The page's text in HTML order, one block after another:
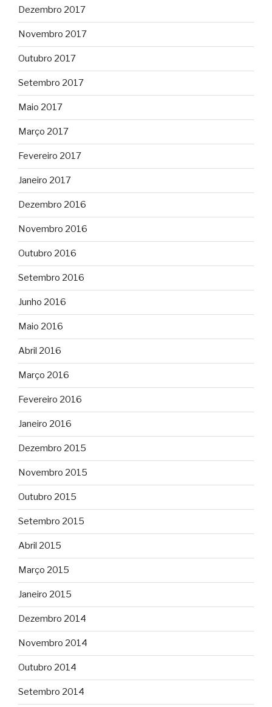
Dezembro 2017
Novembro 2017
Outubro 2017
Setembro 2017
Maio 2017
Março 2017
Fevereiro 2017
Janeiro 2017
Dezembro 2016
Novembro 2016
Outubro 2016
Setembro 2016
Junho 2016
Maio 2016
Abril 2016
Março 2016
Fevereiro 2016
Janeiro 2016
Dezembro 2015
Novembro 2015
Outubro 2015
Setembro 2015
Abril 2015
Março 2015
Janeiro 2015
Dezembro 2014
Novembro 2014
Outubro 2014
Setembro 2014